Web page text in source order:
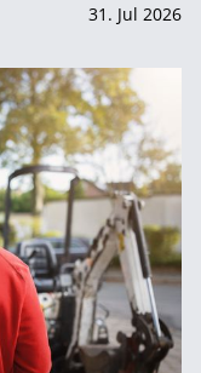
31. Jul 2026